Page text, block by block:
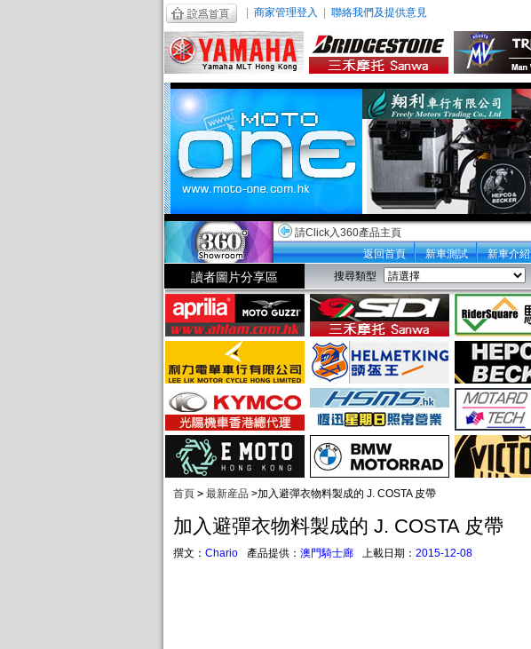
商家管理登入 聯絡我們及提供意見
請Click入360產品主頁
返回首頁
新車測試 新車介紹
讀者圖片分享區 搜尋類型
首頁 > 最新産品 >加入避彈衣物料製成的 J. COSTA 皮帶
加入避彈衣物料製成的 J. COSTA 皮帶
撰文： Chario 產品提供： 澳門騎士廊 上載日期： 2015-12-08